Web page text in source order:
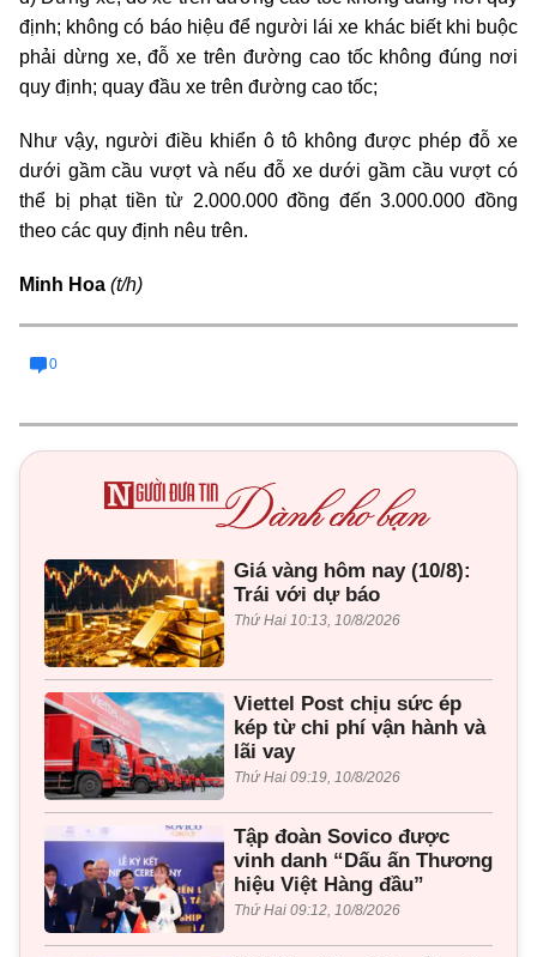
định; không có báo hiệu để người lái xe khác biết khi buộc
phải dừng xe, đỗ xe trên đường cao tốc không đúng nơi
quy định; quay đầu xe trên đường cao tốc;
Như vậy, người điều khiển ô tô không được phép đỗ xe
dưới gầm cầu vượt và nếu đỗ xe dưới gầm cầu vượt có
thể bị phạt tiền từ 2.000.000 đồng đến 3.000.000 đồng
theo các quy định nêu trên.
Minh Hoa (t/h)
0
Giá vàng hôm nay (10/8):
Trái với dự báo
Thứ Hai 10:13, 10/8/2026
Viettel Post chịu sức ép
kép từ chi phí vận hành và
lãi vay
Thứ Hai 09:19, 10/8/2026
Tập đoàn Sovico được
vinh danh “Dấu ấn Thương
hiệu Việt Hàng đầu”
Thứ Hai 09:12, 10/8/2026